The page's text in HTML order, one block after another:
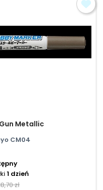
Metallic
CM04
1 dzień
zł